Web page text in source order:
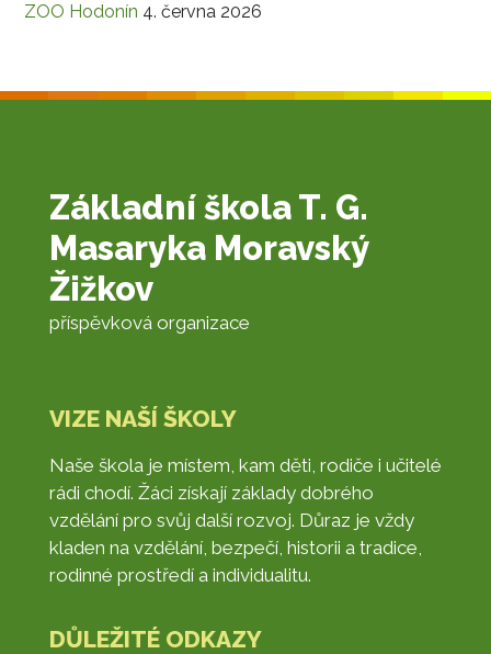
ZOO Hodonín 4. června 2026
Základní škola T. G.
Masaryka Moravský
Žižkov
příspěvková organizace
VIZE NAŠÍ ŠKOLY
Naše škola je místem, kam děti, rodiče i učitelé
rádi chodí. Žáci získají základy dobrého
vzdělání pro svůj další rozvoj. Důraz je vždy
kladen na vzdělání, bezpečí, historii a tradice,
rodinné prostředí a individualitu.
DŮLEŽITÉ ODKAZY